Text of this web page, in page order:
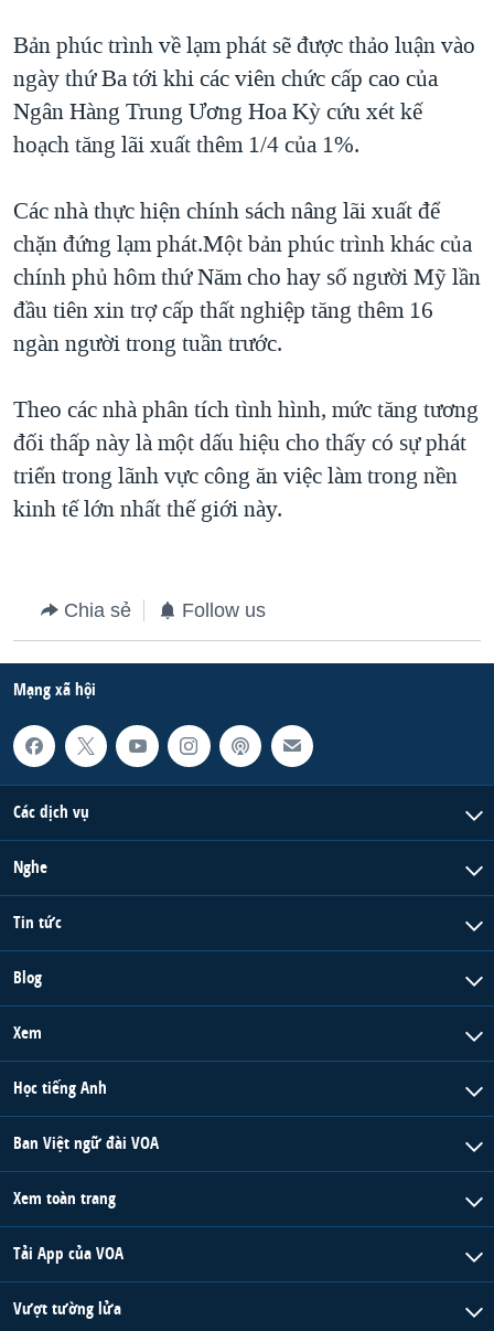
VĂN HOÁ
THỂ THAO
GIÁO DỤC
TRỊNH VĨNH BÌNH - NGƯỜI HẠ 'BÊN THẮNG CUỘC'
GROUND ZERO – XƯA VÀ NAY
CHI PHÍ CHIẾN TRANH AFGHANISTAN
THƯỢNG ĐỈNH TRUMP-KIM TẠI VIỆT NAM
TRỊNH VĨNH BÌNH VS. CHÍNH PHỦ VIỆT NAM
NGƯ DÂN VIỆT VÀ LÀN SÓNG TRỘM HẢI SÂM
BÊN KIA QUỐC LỘ: TIẾNG VỌNG TỪ NÔNG THÔN MỸ
Ngôn ngữ khác
Bản phúc trình về lạm phát sẽ được thảo luận vào
ngày thứ Ba tới khi các viên chức cấp cao của
Ngân Hàng Trung Ương Hoa Kỳ cứu xét kế
hoạch tăng lãi xuất thêm 1/4 của 1%.
Các nhà thực hiện chính sách nâng lãi xuất để
chặn đứng lạm phát.Một bản phúc trình khác của
chính phủ hôm thứ Năm cho hay số người Mỹ lần
đầu tiên xin trợ cấp thất nghiệp tăng thêm 16
ngàn người trong tuần trước.
Theo các nhà phân tích tình hình, mức tăng tương
đối thấp này là một dấu hiệu cho thấy có sự phát
triển trong lãnh vực công ăn việc làm trong nền
kinh tế lớn nhất thế giới này.
Chia sẻ Follow us
Mạng xã hội
Các dịch vụ
Nghe
Tin tức
Blog
Xem
Học tiếng Anh
Ban Việt ngữ đài VOA
Xem toàn trang
Tải App của VOA
Vượt tường lửa